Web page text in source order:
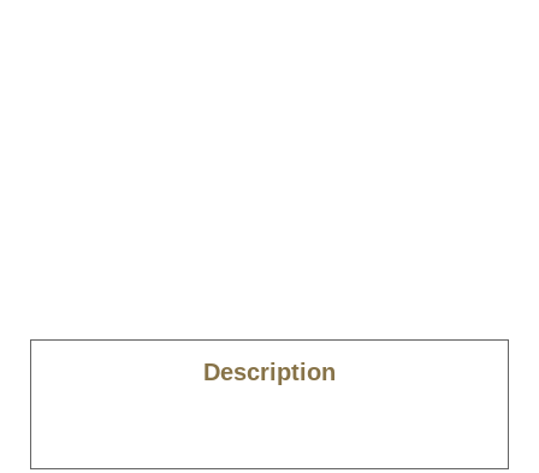
Description